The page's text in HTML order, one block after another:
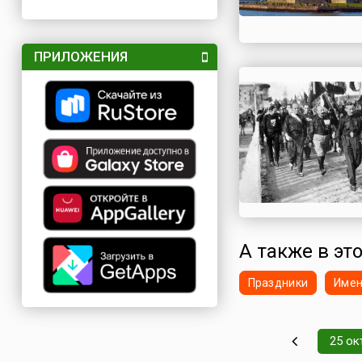
ПРИЛОЖЕНИЯ
А также в
Праздники
25